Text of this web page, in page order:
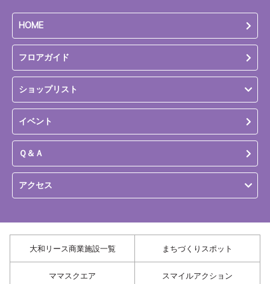
HOME
フロアガイド
ショップリスト
イベント
Ｑ＆Ａ
アクセス
大和リース商業施設一覧 まちづくりスポット
ママスクエア スマイルアクション